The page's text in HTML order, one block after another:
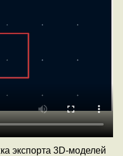
экспорта 3D-моделей